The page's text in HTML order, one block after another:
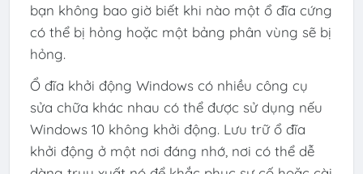
bạn không bao giờ biết khi nào một ổ đĩa cứng
có thể bị hỏng hoặc một bảng phân vùng sẽ bị
hỏng.
Ổ đĩa khởi động Windows có nhiều công cụ
sửa chữa khác nhau có thể được sử dụng nếu
Windows 10 không khởi động. Lưu trữ ổ đĩa
khởi động ở một nơi đáng nhớ, nơi có thể dễ